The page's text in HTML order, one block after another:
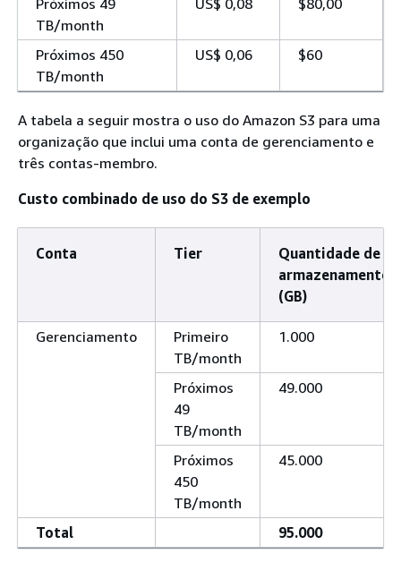
Próximos 49
TB/month
US$ 0,08 $80,00
Próximos 450
TB/month
US$ 0,06 $60
A tabela a seguir mostra o uso do Amazon S3 para uma
organização que inclui uma conta de gerenciamento e
três contas-membro.
Custo combinado de uso do S3 de exemplo
Conta Tier
Quantidade de
armazenamento
(GB)
Gerenciamento
Primeiro
TB/month
1.000
Próximos
49
TB/month
49.000
Próximos
450
TB/month
45.000
Total 95.000